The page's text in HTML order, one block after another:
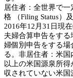
居住者：全世界で
格 （Filing Status）
2016年12月31日現
夫婦合算申告をす
婦個別申告をする場
る。非居住者：米
以上の米国源泉所
収されていない米